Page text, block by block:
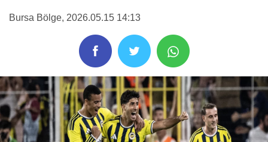
Bursa Bölge, 2026.05.15 14:13